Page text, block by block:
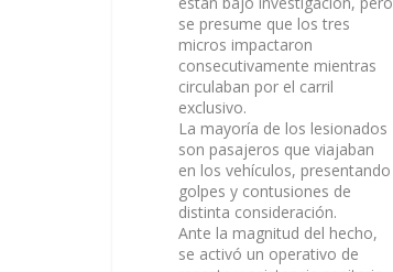
se presume que los tres
micros impactaron
consecutivamente mientras
circulaban por el carril
exclusivo.
La mayoría de los lesionados
son pasajeros que viajaban
en los vehículos, presentando
golpes y contusiones de
distinta consideración.
Ante la magnitud del hecho,
se activó un operativo de